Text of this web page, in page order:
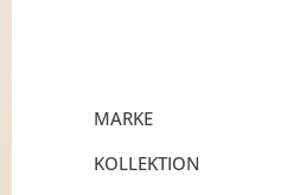
MARKE
KOLLEKTION